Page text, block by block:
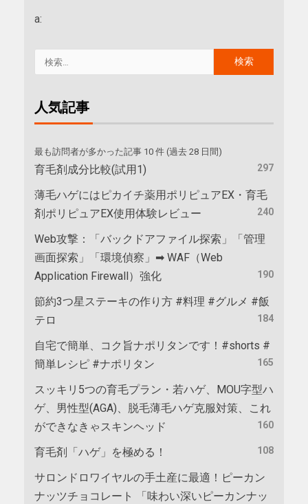
a:
人気記事
最も訪問者が多かった記事 10 件 (過去 28 日間)
育毛剤成分比較(試用1) 297
薄毛ハゲにはピカイチ薬用ポリピュアEX・育毛
剤ポリピュアEX使用体験レビュー
240
Web攻撃：「バックドアファイル探索」「管理
画面探索」「環境偵察」➡ WAF（Web
Application Firewall）強化
190
節約3つ星ステーキの作り方 #料理 #グルメ #飯
テロ
184
自宅で簡単、コク旨ナポリタンです！#shorts #
簡単レシピ #ナポリタン
165
スッキリ5つの育毛プラン・若ハゲ、MOU字型ハ
ゲ、男性型(AGA)、脱毛薄毛ハゲ克服対策、これ
ができなきゃスキンヘッド
160
育毛剤「ハゲ」を極める！ 108
サロンドロワイヤルの手土産に最適！ピーカン
ナッツチョコレート 「味わい深いピーカンナッ